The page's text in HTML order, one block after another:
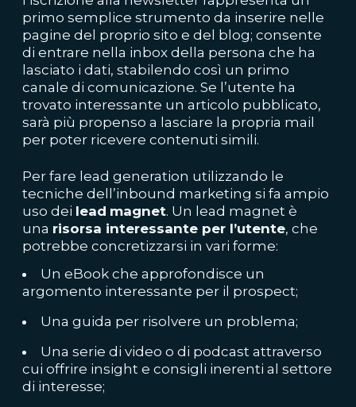
primo semplice strumento da inserire nelle
pagine del proprio sito e del blog; consente
di entrare nella inbox della persona che ha
lasciato i dati, stabilendo così un primo
canale di comunicazione. Se l’utente ha
trovato interessante un articolo pubblicato,
sarà più propenso a lasciare la propria mail
per poter ricevere contenuti simili.
Per fare lead generation utilizzando le
tecniche dell’inbound marketing si fa ampio
uso dei lead magnet. Un lead magnet è
una risorsa interessante per l’utente, che
potrebbe concretizzarsi in vari forme:
Un eBook che approfondisce un
argomento interessante per il prospect;
Una guida per risolvere un problema;
Una serie di video o di podcast attraverso
cui offrire insight e consigli inerenti al settore
di interesse;